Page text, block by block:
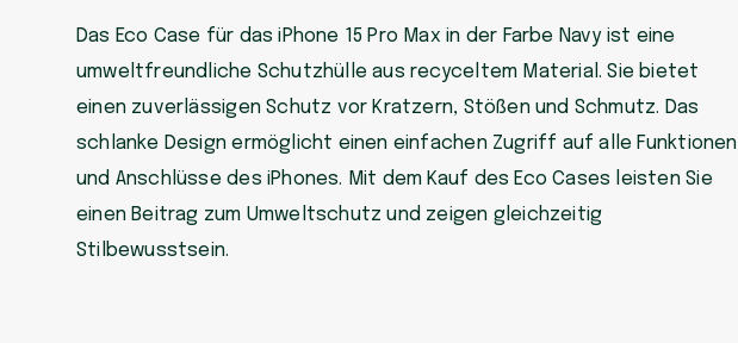
Das Eco Case für das iPhone 15 Pro Max in der Farbe Navy ist eine
umweltfreundliche Schutzhülle aus recyceltem Material. Sie bietet
einen zuverlässigen Schutz vor Kratzern, Stößen und Schmutz. Das
schlanke Design ermöglicht einen einfachen Zugriff auf alle Funktionen
und Anschlüsse des iPhones. Mit dem Kauf des Eco Cases leisten Sie
einen Beitrag zum Umweltschutz und zeigen gleichzeitig
Stilbewusstsein.